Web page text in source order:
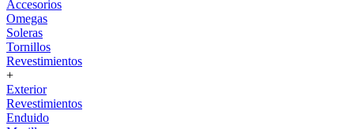
Accesorios
Omegas
Soleras
Tornillos
Revestimientos
+
Exterior
Revestimientos
Enduido